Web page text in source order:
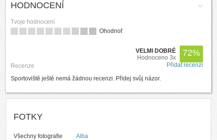
HODNOCENÍ
Tvoje hodnocení
Ohodnoť
72%
VELMI DOBRÉ
Hodnoceno 3x
Recenze
Přidat recenzi
Sportoviště ještě nemá žádnou recenzi. Přidej svůj názor.
FOTKY
Všechny fotografie Alba